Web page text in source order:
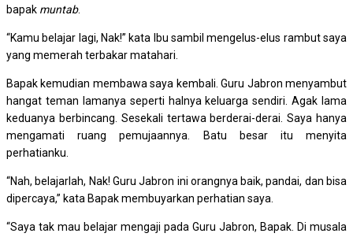
bapak muntab.
“Kamu belajar lagi, Nak!” kata Ibu sambil mengelus-elus rambut saya
yang memerah terbakar matahari.
Bapak kemudian membawa saya kembali. Guru Jabron menyambut
hangat teman lamanya seperti halnya keluarga sendiri. Agak lama
keduanya berbincang. Sesekali tertawa berderai-derai. Saya hanya
mengamati ruang pemujaannya. Batu besar itu menyita
perhatianku.
“Nah, belajarlah, Nak! Guru Jabron ini orangnya baik, pandai, dan bisa
dipercaya,” kata Bapak membuyarkan perhatian saya.
“Saya tak mau belajar mengaji pada Guru Jabron, Bapak. Di musala